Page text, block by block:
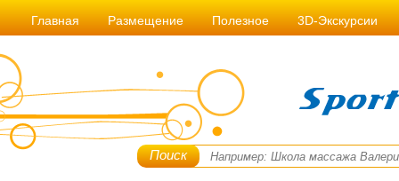
Главная Размещение Полезное 3D-Экскурсии
Поиск